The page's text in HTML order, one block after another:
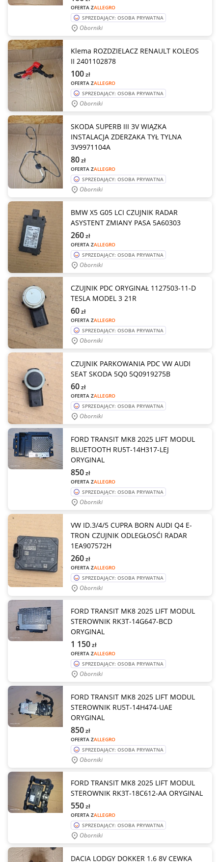
OFERTA ZALLEGRO
SPRZEDAJĄCY: OSOBA PRYWATNA
Oborniki
Klema ROZDZIELACZ RENAULT KOLEOS
II 2401102878
OFERTA ZALLEGRO
100zł
SPRZEDAJĄCY: OSOBA PRYWATNA
Oborniki
SKODA SUPERB III 3V WIĄZKA
INSTALACJA ZDERZAKA TYŁ TYLNA
3V9971104A
OFERTA ZALLEGRO
80zł
SPRZEDAJĄCY: OSOBA PRYWATNA
Oborniki
BMW X5 G05 LCI CZUJNIK RADAR
ASYSTENT ZMIANY PASA 5A60303
OFERTA ZALLEGRO
260zł
SPRZEDAJĄCY: OSOBA PRYWATNA
Oborniki
CZUJNIK PDC ORYGINAŁ 1127503-11-D
TESLA MODEL 3 21R
OFERTA ZALLEGRO
60zł
SPRZEDAJĄCY: OSOBA PRYWATNA
Oborniki
CZUJNIK PARKOWANIA PDC VW AUDI
SEAT SKODA 5Q0 5Q0919275B
OFERTA ZALLEGRO
60zł
SPRZEDAJĄCY: OSOBA PRYWATNA
Oborniki
FORD TRANSIT MK8 2025 LIFT MODUL
BLUETOOTH RU5T-14H317-LEJ
ORYGINAL
OFERTA ZALLEGRO
850zł
SPRZEDAJĄCY: OSOBA PRYWATNA
Oborniki
VW ID.3/4/5 CUPRA BORN AUDI Q4 E-
TRON CZUJNIK ODLEGŁOSĆI RADAR
1EA907572H
OFERTA ZALLEGRO
260zł
SPRZEDAJĄCY: OSOBA PRYWATNA
Oborniki
FORD TRANSIT MK8 2025 LIFT MODUL
STEROWNIK RK3T-14G647-BCD
ORYGINAL
OFERTA ZALLEGRO
1 150zł
SPRZEDAJĄCY: OSOBA PRYWATNA
Oborniki
FORD TRANSIT MK8 2025 LIFT MODUL
STEROWNIK RU5T-14H474-UAE
ORYGINAL
OFERTA ZALLEGRO
850zł
SPRZEDAJĄCY: OSOBA PRYWATNA
Oborniki
FORD TRANSIT MK8 2025 LIFT MODUL
STEROWNIK RK3T-18C612-AA ORYGINAL
OFERTA ZALLEGRO
550zł
SPRZEDAJĄCY: OSOBA PRYWATNA
Oborniki
DACIA LODGY DOKKER 1.6 8V CEWKA